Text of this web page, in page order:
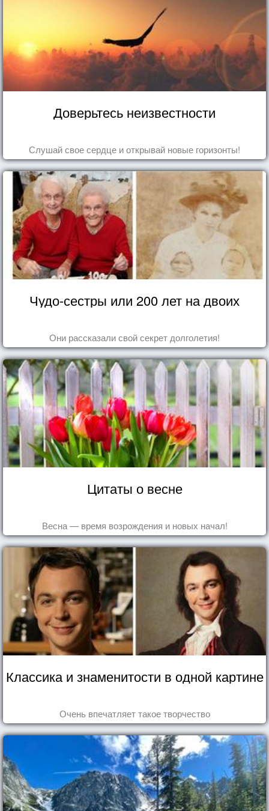
Доверьтесь неизвестности
Слушай свое сердце и открывай новые горизонты!
Чудо-сестры или 200 лет на двоих
Они рассказали свой секрет долголетия!
Цитаты о весне
Весна — время возрождения и новых начал!
Классика и знаменитости в одной картине
Очень впечатляет такое творчество